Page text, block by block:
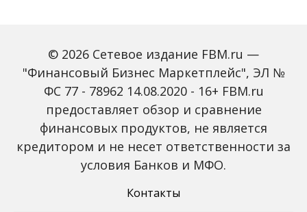
Global Tech Forum: как
ИИ меняет бизнес и
открывает новые
4.0 меняет правила
игры в медиаиндустрии
© 2026 Сетевое издание FBM.ru —
"Финансовый Бизнес Маркетплейс", ЭЛ №
ФС 77 - 78962 14.08.2020 - 16+ FBM.ru
предоставляет обзор и сравнение
финансовых продуктов, не является
кредитором и не несет ответственности за
условия Банков и МФО.
Контакты